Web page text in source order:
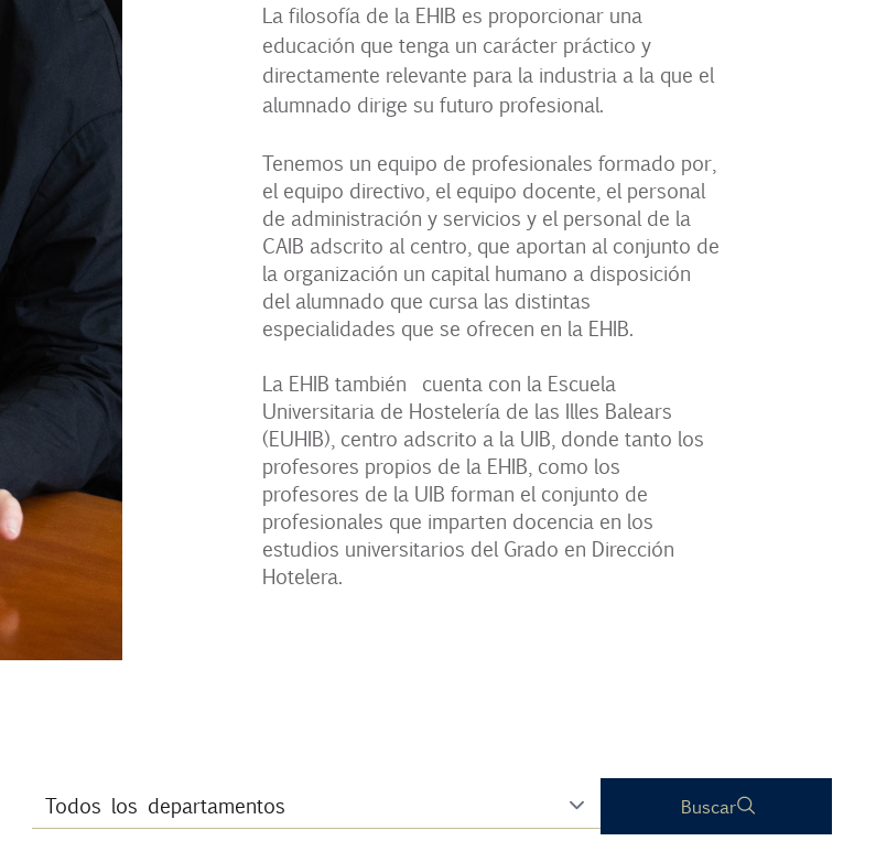
La filosofía de la EHIB es proporcionar una
educación que tenga un carácter práctico y
directamente relevante para la industria a la que el
alumnado dirige su futuro profesional.
Tenemos un equipo de profesionales formado por,
el equipo directivo, el equipo docente, el personal
de administración y servicios y el personal de la
CAIB adscrito al centro, que aportan al conjunto de
la organización un capital humano a disposición
del alumnado que cursa las distintas
especialidades que se ofrecen en la EHIB.
La EHIB también cuenta con la Escuela
Universitaria de Hostelería de las Illes Balears
(EUHIB), centro adscrito a la UIB, donde tanto los
profesores propios de la EHIB, como los
profesores de la UIB forman el conjunto de
profesionales que imparten docencia en los
estudios universitarios del Grado en Dirección
Hotelera.
Buscar